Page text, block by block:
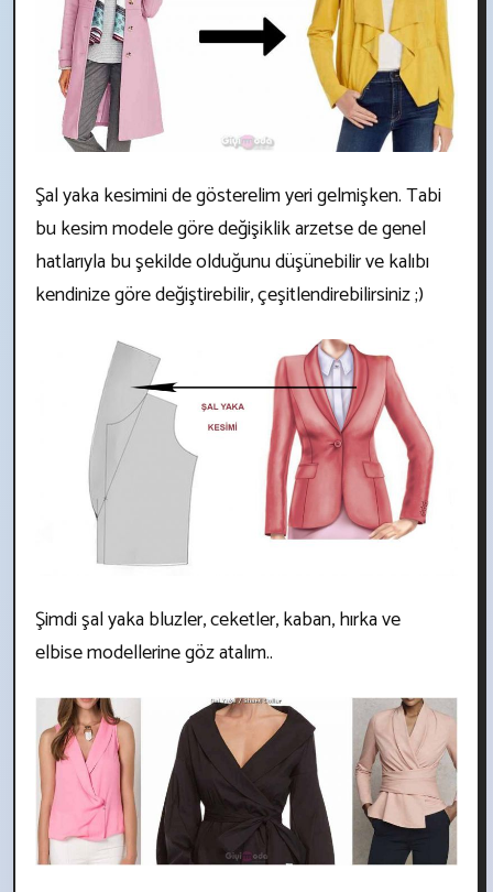
Şal yaka kesimini de gösterelim yeri gelmişken. Tabi
bu kesim modele göre değişiklik arzetse de genel
hatlarıyla bu şekilde olduğunu düşünebilir ve kalıbı
kendinize göre değiştirebilir, çeşitlendirebilirsiniz ;)
Şimdi şal yaka bluzler, ceketler, kaban, hırka ve
elbise modellerine göz atalım..